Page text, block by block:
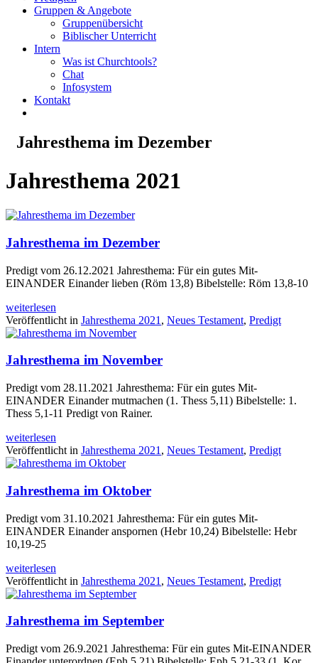
Gruppen & Angebote
Gruppenübersicht
Biblischer Unterricht
Intern
Was ist Churchtools?
Chat
Infosystem
Kontakt
Jahresthema im Dezember
Jahresthema 2021
Jahresthema im Dezember
Predigt vom 26.12.2021 Jahresthema: Für ein gutes Mit-
EINANDER Einander lieben (Röm 13,8) Bibelstelle: Röm 13,8-10
weiterlesen
Veröffentlicht in Jahresthema 2021 , Neues Testament, Predigt
Jahresthema im November
Predigt vom 28.11.2021 Jahresthema: Für ein gutes Mit-
EINANDER Einander mutmachen (1. Thess 5,11) Bibelstelle: 1.
Thess 5,1-11 Predigt von Rainer.
weiterlesen
Veröffentlicht in Jahresthema 2021 , Neues Testament, Predigt
Jahresthema im Oktober
Predigt vom 31.10.2021 Jahresthema: Für ein gutes Mit-
EINANDER Einander anspornen (Hebr 10,24) Bibelstelle: Hebr
10,19-25
weiterlesen
Veröffentlicht in Jahresthema 2021 , Neues Testament, Predigt
Jahresthema im September
Predigt vom 26.9.2021 Jahresthema: Für ein gutes Mit-EINANDER